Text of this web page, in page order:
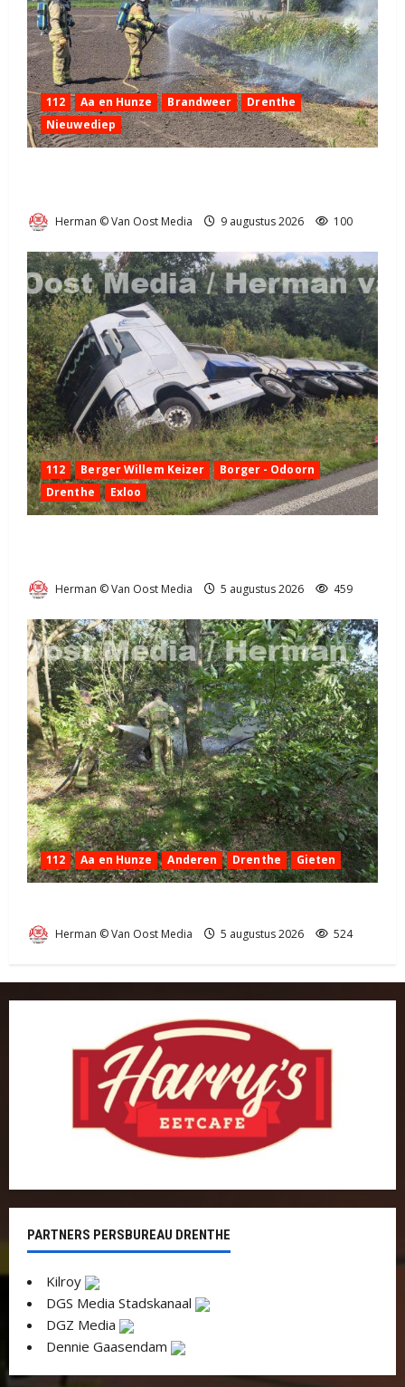
112 Aa en Hunze Brandweer
Drenthe
Nieuwediep
Herman © Van Oost Media 9 augustus 2026 100
112 Berger Willem Keizer
Borger - Odoorn
Drenthe
Exloo
Herman © Van Oost Media 5 augustus 2026 459
112 Aa en Hunze Anderen Drenthe Gieten
Herman © Van Oost Media 5 augustus 2026 524
PARTNERS PERSBUREAU DRENTHE
Kilroy
DGS Media Stadskanaal
DGZ Media
Dennie Gaasendam